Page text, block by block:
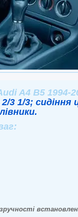
A4 B5 1994-
3; сидіння